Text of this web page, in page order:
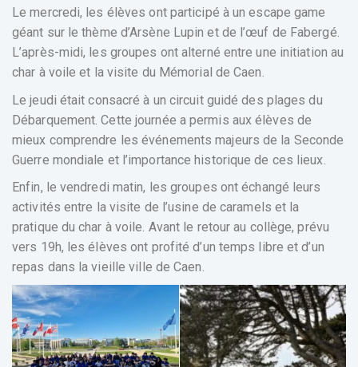
Le mercredi, les élèves ont participé à un escape game
géant sur le thème d’Arsène Lupin et de l’œuf de Fabergé.
L’après-midi, les groupes ont alterné entre une initiation au
char à voile et la visite du Mémorial de Caen.
Le jeudi était consacré à un circuit guidé des plages du
Débarquement. Cette journée a permis aux élèves de
mieux comprendre les événements majeurs de la Seconde
Guerre mondiale et l’importance historique de ces lieux.
Enfin, le vendredi matin, les groupes ont échangé leurs
activités entre la visite de l’usine de caramels et la
pratique du char à voile. Avant le retour au collège, prévu
vers 19h, les élèves ont profité d’un temps libre et d’un
repas dans la vieille ville de Caen.